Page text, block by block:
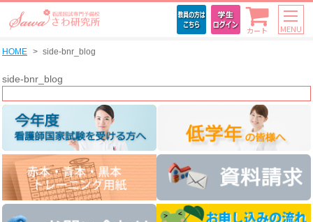
カート MENU
HOME side-bnr_blog
side-bnr_blog